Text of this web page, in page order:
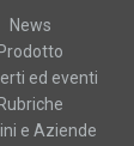
News
Prodotto
ed eventi
Rubriche
e Aziende